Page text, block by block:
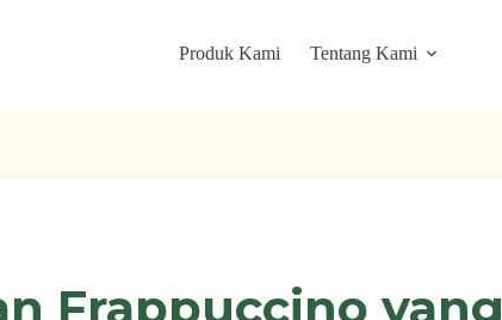
Produk Kami Tentang Kami
Frappuccino yang